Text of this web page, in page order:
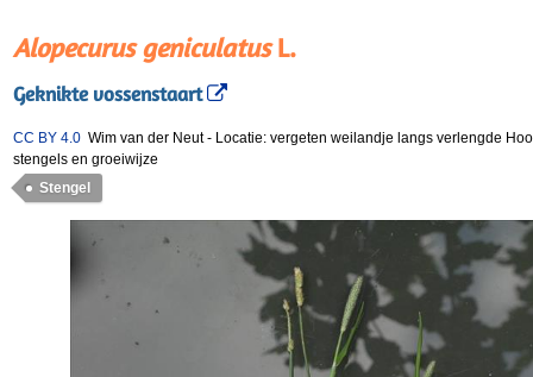
Alopecurus geniculatusL.
Geknikte vossenstaart
CC BY 4.0 Wim van der Neut- Locatie: vergeten weilandje langs verlengde
stengels en groeiwijze
Stengel